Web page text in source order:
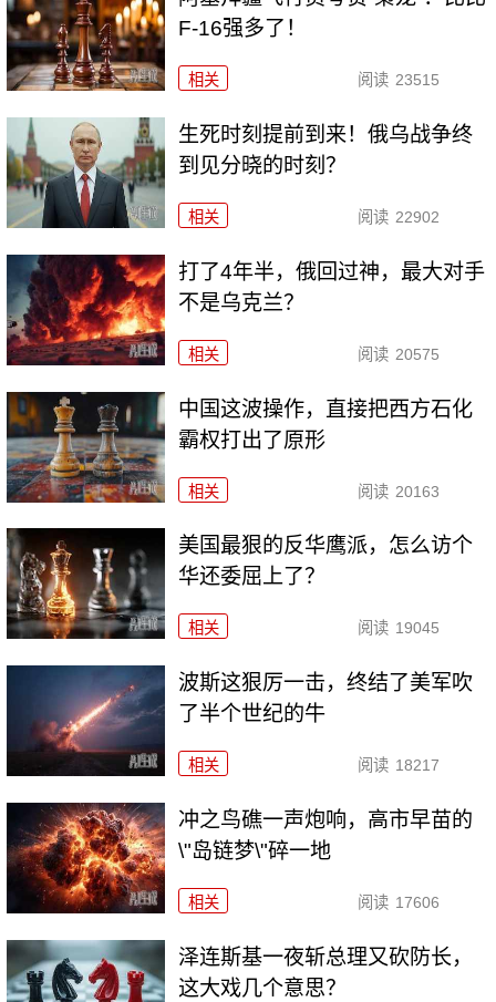
F-16强多了！
相关 阅读 23515
生死时刻提前到来！俄乌战争终
到见分晓的时刻？
相关 阅读 22902
打了4年半，俄回过神，最大对手
不是乌克兰？
相关 阅读 20575
中国这波操作，直接把西方石化
霸权打出了原形
相关 阅读 20163
美国最狠的反华鹰派，怎么访个
华还委屈上了？
相关 阅读 19045
波斯这狠厉一击，终结了美军吹
了半个世纪的牛
相关 阅读 18217
冲之鸟礁一声炮响，高市早苗的
\"岛链梦\"碎一地
相关 阅读 17606
泽连斯基一夜斩总理又砍防长，
这大戏几个意思？